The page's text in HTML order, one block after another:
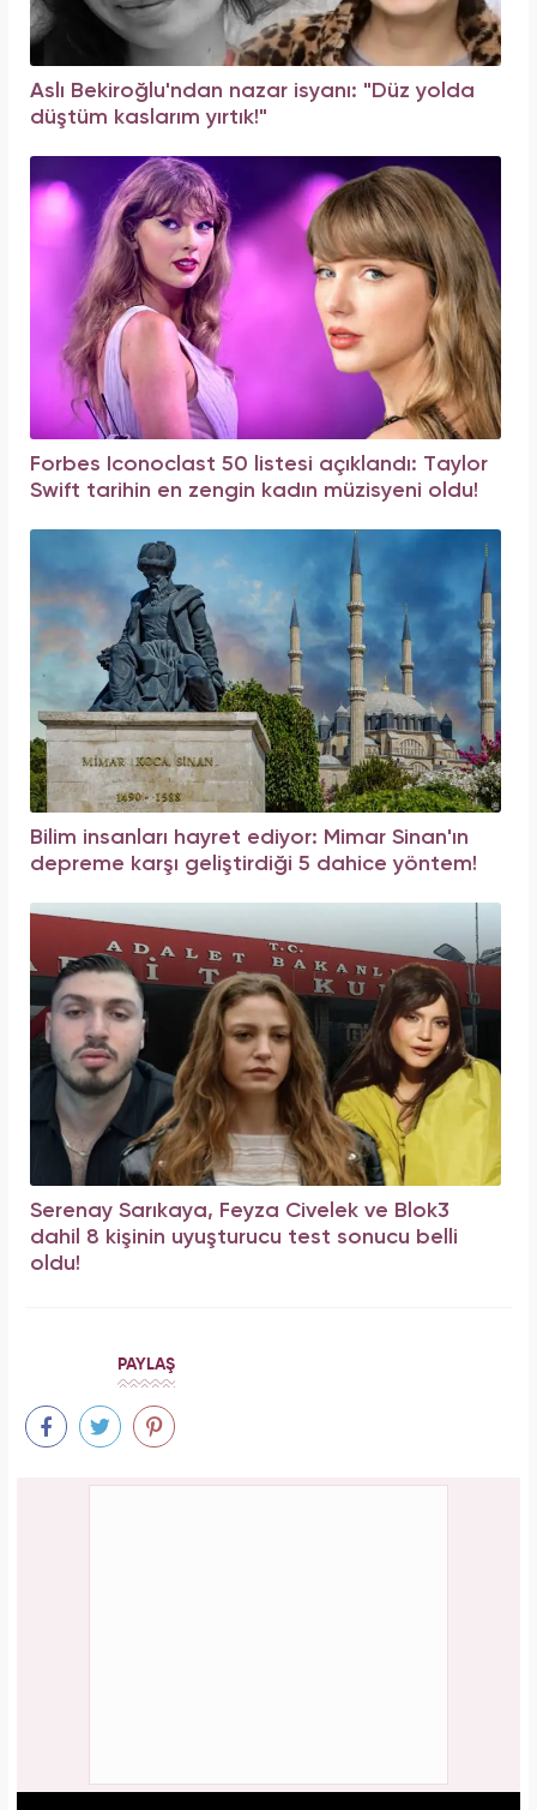
Aslı Bekiroğlu'ndan nazar isyanı: "Düz yolda
düştüm kaslarım yırtık!"
Forbes Iconoclast 50 listesi açıklandı: Taylor
Swift tarihin en zengin kadın müzisyeni oldu!
Bilim insanları hayret ediyor: Mimar Sinan'ın
depreme karşı geliştirdiği 5 dahice yöntem!
Serenay Sarıkaya, Feyza Civelek ve Blok3
dahil 8 kişinin uyuşturucu test sonucu belli
oldu!
PAYLAŞ